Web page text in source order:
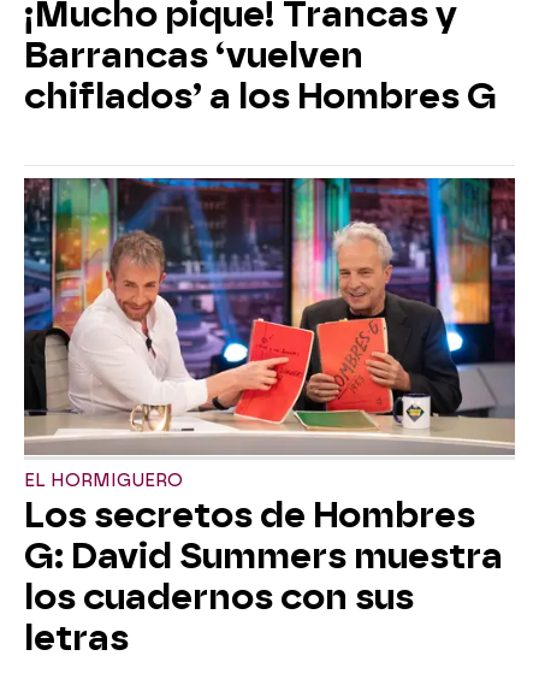
¡Mucho pique! Trancas y
Barrancas ‘vuelven
chiflados’ a los Hombres G
EL HORMIGUERO
Los secretos de Hombres
G: David Summers muestra
los cuadernos con sus
letras